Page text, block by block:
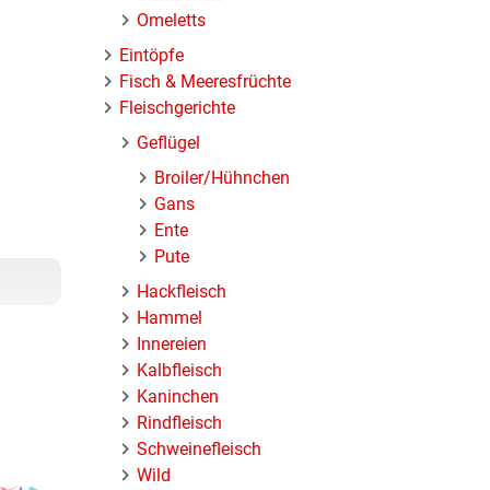
Omeletts
Eintöpfe
Fisch & Meeresfrüchte
Fleischgerichte
Geflügel
Broiler/Hühnchen
Gans
Ente
Pute
Hackfleisch
Hammel
Innereien
Kalbfleisch
Kaninchen
Rindfleisch
Schweinefleisch
Wild